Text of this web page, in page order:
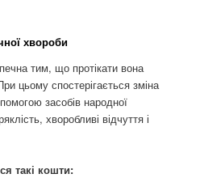
хвороби
тим, що протікати вона
цьому спостерігається зміна
засобів народної
хворобливі відчуття і
такі кошти: